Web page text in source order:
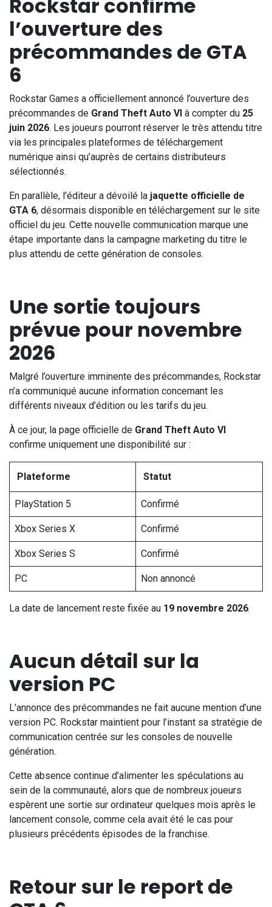
Rockstar confirme
l’ouverture des
précommandes de GTA
6
Rockstar Games a officiellement annoncé l’ouverture des
précommandes de Grand Theft Auto VI à compter du 25
juin 2026. Les joueurs pourront réserver le très attendu titre
via les principales plateformes de téléchargement
numérique ainsi qu’auprès de certains distributeurs
sélectionnés.
En parallèle, l’éditeur a dévoilé la jaquette officielle de
GTA 6, désormais disponible en téléchargement sur le site
officiel du jeu. Cette nouvelle communication marque une
étape importante dans la campagne marketing du titre le
plus attendu de cette génération de consoles.
Une sortie toujours
prévue pour novembre
2026
Malgré l’ouverture imminente des précommandes, Rockstar
n’a communiqué aucune information concernant les
différents niveaux d’édition ou les tarifs du jeu.
À ce jour, la page officielle de Grand Theft Auto VI
confirme uniquement une disponibilité sur :
Plateforme Statut
PlayStation 5 Confirmé
Xbox Series X Confirmé
Xbox Series S Confirmé
PC Non annoncé
La date de lancement reste fixée au 19 novembre 2026.
Aucun détail sur la
version PC
L’annonce des précommandes ne fait aucune mention d’une
version PC. Rockstar maintient pour l’instant sa stratégie de
communication centrée sur les consoles de nouvelle
génération.
Cette absence continue d’alimenter les spéculations au
sein de la communauté, alors que de nombreux joueurs
espèrent une sortie sur ordinateur quelques mois après le
lancement console, comme cela avait été le cas pour
plusieurs précédents épisodes de la franchise.
Retour sur le report de